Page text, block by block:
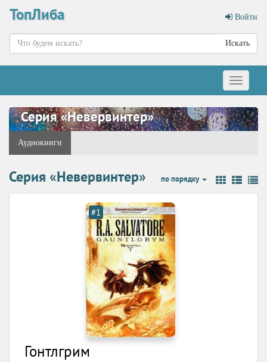
ТопЛиба Войти
Искать
Меню
Серия «Невервинтер»
Аудиокниги
Серия «Невервинтер» по порядку
#1
Гонтлгрим